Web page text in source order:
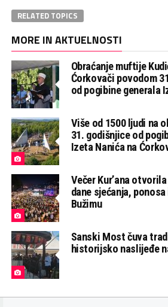
RELATED TOPICS
MORE IN AKTUELNOSTI
Obraćanje muftije
Ćorkovači povodom
od pogibine generala
Više od 1500 ljudi na
31. godišnjice od
Izeta Nanića na
Večer Kur’ana
dane sjećanja,
Bužimu
Sanski Most čuva
historijsko naslijeđe